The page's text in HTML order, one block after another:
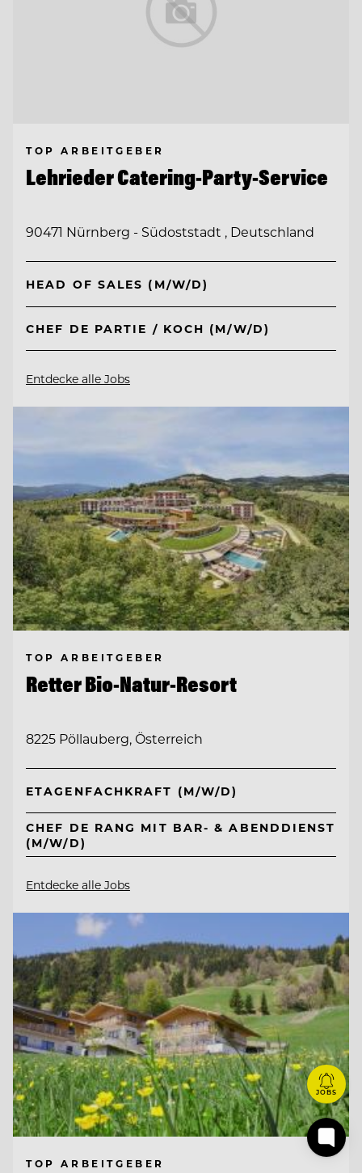
TOP ARBEITGEBER
Lehrieder Catering-Party-Service
90471 Nürnberg - Südoststadt , Deutschland
HEAD OF SALES (M/W/D)
CHEF DE PARTIE / KOCH (M/W/D)
Entdecke alle Jobs
TOP ARBEITGEBER
Retter Bio-Natur-Resort
8225 Pöllauberg, Österreich
ETAGENFACHKRAFT (M/W/D)
CHEF DE RANG MIT BAR- & ABENDDIENST
(M/W/D)
Entdecke alle Jobs
TOP ARBEITGEBER
JOBS